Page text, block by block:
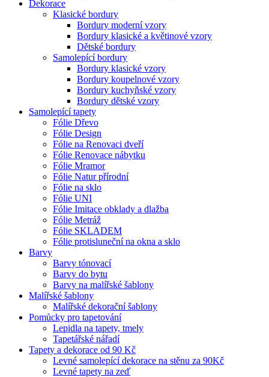
Dekorace
Klasické bordury
Bordury moderní vzory
Bordury klasické a květinové vzory
Dětské bordury
Samolepící bordury
Bordury klasické vzory
Bordury koupelnové vzory
Bordury kuchyňské vzory
Bordury dětské vzory
Samolepící tapety
Fólie Dřevo
Fólie Design
Fólie na Renovaci dveří
Fólie Renovace nábytku
Fólie Mramor
Fólie Natur přírodní
Fólie na sklo
Fólie UNI
Fólie Imitace obklady a dlažba
Fólie Metráž
Fólie SKLADEM
Fólie protisluneční na okna a sklo
Barvy
Barvy tónovací
Barvy do bytu
Barvy na malířské šablony
Malířské šablony
Malířské dekorační šablony
Pomůcky pro tapetování
Lepidla na tapety, tmely
Tapetářské nářadí
Tapety a dekorace od 90 Kč
Levné samolepící dekorace na stěnu za 90Kč
Levné tapety na zeď